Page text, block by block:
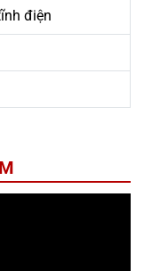
điện